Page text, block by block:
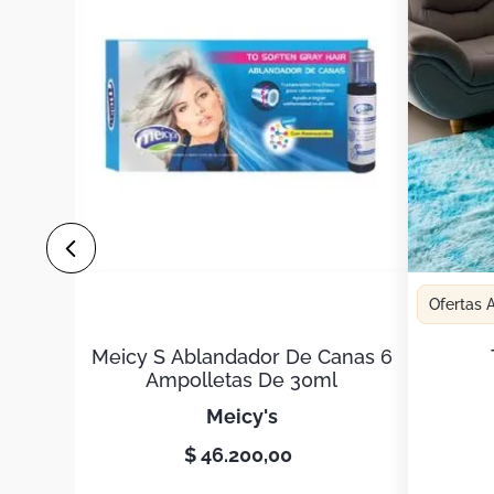
Meicy S Ablandador De Canas 6
Ampolletas De 30ml
meicy's
$ 46.200,00
Ofertas